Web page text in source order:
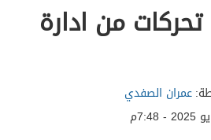
من ادارة
عمران الصفدي